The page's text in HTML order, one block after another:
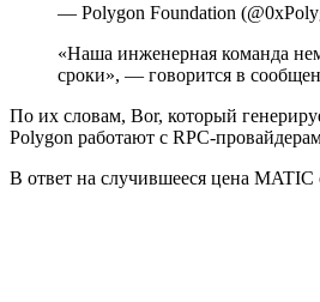
— Polygon Foundation
«Наша инженерная команда
сроки», — говорится в
По их словам, Bor, который
Polygon работают с RPC-
В ответ на случившееся цена MATIC